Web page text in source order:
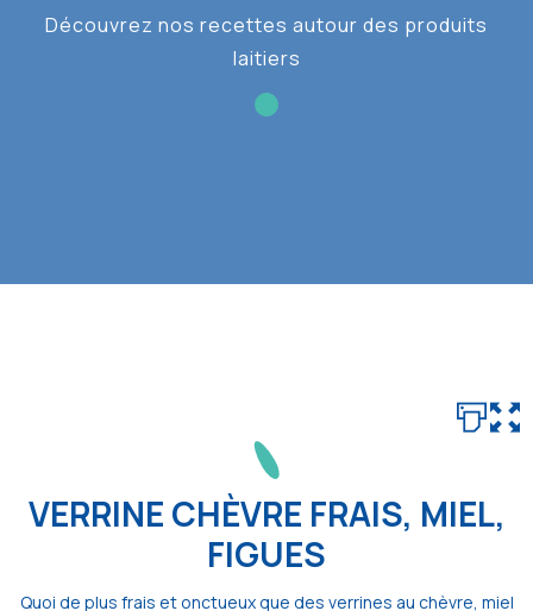
Découvrez nos recettes autour des produits
laitiers
VERRINE CHÈVRE FRAIS, MIEL,
FIGUES
Quoi de plus frais et onctueux que des verrines au chèvre, miel